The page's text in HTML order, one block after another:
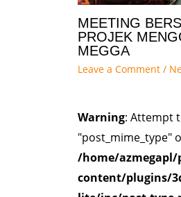
MEETING
PROJEK
MEGGA
Leave a Comment /
Warning: Attempt
"post_mime_type"
/home/
content/plugins/